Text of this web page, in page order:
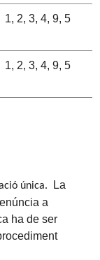
1, 2, 3, 4, 9, 5
1, 2, 3, 4, 9, 5
única.
La
a
ha de ser